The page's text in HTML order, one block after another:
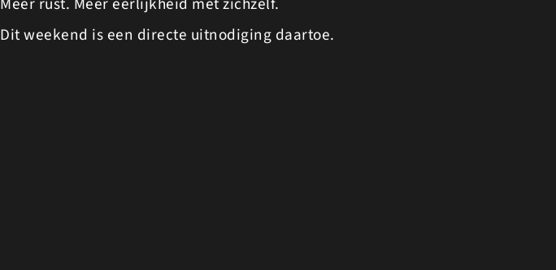
Dit weekend is een directe uitnodiging daartoe.